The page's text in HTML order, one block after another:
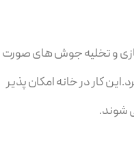
و تخلیه جوش های صورت
کار در خانه امکان پذیر
شوند.